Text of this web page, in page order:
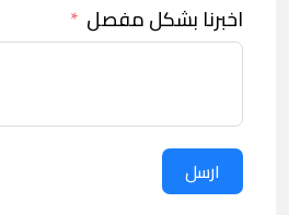
اخبرنا بشكل مفصل
ارسل